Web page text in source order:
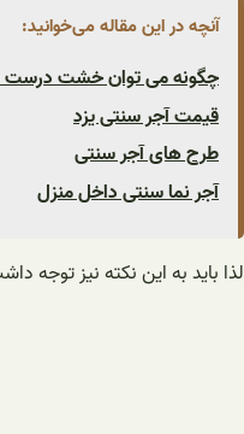
آنچه در این مقاله می‌خوانید:
چگونه می توان خشت درست
قیمت آجر سنتی یزد
طرح های آجر سنتی
آجر نما سنتی داخل منزل
لذا باید به این نکته نیز توجه داشت